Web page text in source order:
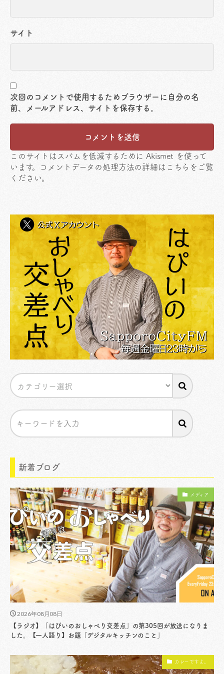
サイト
次回のコメントで使用するためブラウザーに自分の名
前、メールアドレス、サイトを保存する。
このサイトはスパムを低減するために Akismet を使って
います。
コメントデータの処理方法の詳細はこちらをご覧
ください。
新着ブログ
メディア
2026年08月08日
【ラジオ】「はぴいのおしゃべり交差点」の第305回が放送になりま
した。【一人語り】お題「デジタルキッチンのこと」
カレーですよ。